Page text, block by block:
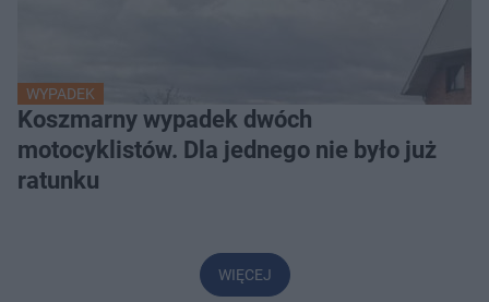
WYPADEK
Koszmarny wypadek dwóch
motocyklistów. Dla jednego nie było już
ratunku
WIĘCEJ